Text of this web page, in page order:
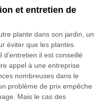
et entretien de
plante dans son jardin, un
éviter que les plantes
il est conseillé
appel à une entreprise
nombreuses dans le
problème de prix empêche
Mais le cas des